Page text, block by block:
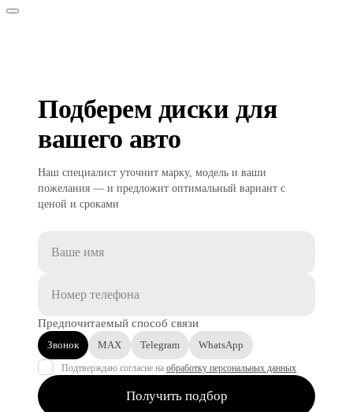
Подберем диски для
вашего авто
Наш специалист уточнит марку, модель и ваши
пожелания — и предложит оптимальный вариант с
ценой и сроками
Предпочитаемый способ связи
Звонок MAX Telegram WhatsApp
Подтверждаю согласие на обработку персональных данных
Получить подбор